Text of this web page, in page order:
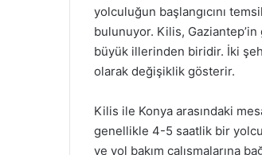
yolculuğun başlangıcını
bulunuyor. Kilis, Gaziantep’in
büyük illerinden biridir. İki
olarak değişiklik gösterir.
Kilis ile Konya arasındaki
genellikle 4-5 saatlik bir
ve yol bakım çalışmalarına